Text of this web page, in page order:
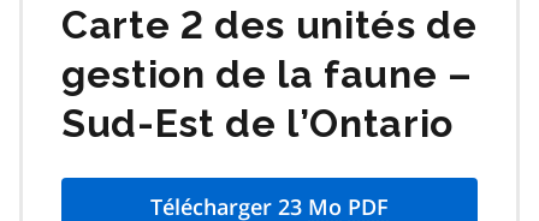
Carte 2 des unités de
gestion de la faune –
Sud-Est de l’Ontario
Télécharger 23 Mo PDF